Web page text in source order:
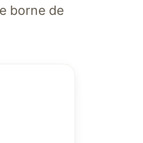
borne de